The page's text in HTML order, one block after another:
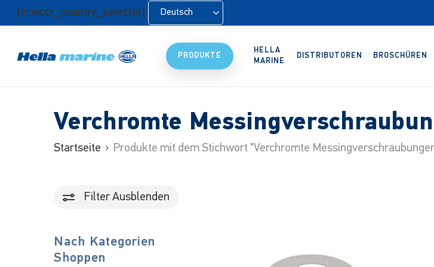
Zum[vcwccr_country_selector] Deutsch
PRODUKTE
HELLA
MARINE
DISTRIBUTOREN BROSCHÜREN
Verchromte
Startseite Produkte mit dem Stichwort "Verchromte
Filter Ausblenden
Nach Kategorien
Shoppen